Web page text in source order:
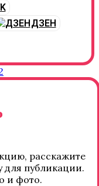
ДЗЕН
расскажите
для публикации.
и фото.